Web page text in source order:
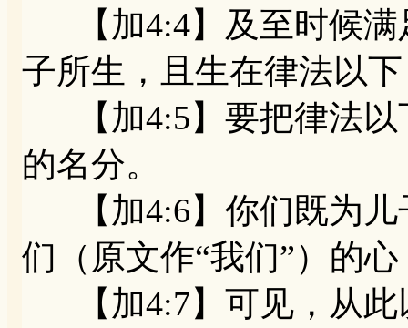
【加4:4】及至时候满
子所生，且生在律法以
【加4:5】要把律法以
的名分。
【加4:6】你们既为儿
们（原文作“我们”）的
【加4:7】可见，从此